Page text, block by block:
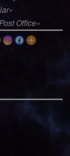
Office»